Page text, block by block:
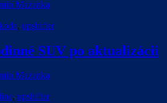
Mazanka
, upshifter
SUV po aktualizácii
Mazanka
, upshifter